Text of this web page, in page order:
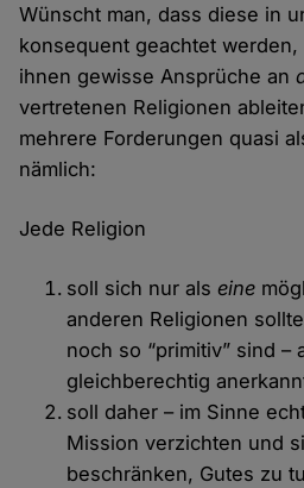
Wünscht man, dass diese in
konsequent geachtet werden,
ihnen gewisse Ansprüche an
vertretenen Religionen
mehrere Forderungen quasi
nämlich:
Jede Religion
soll sich nur alseine
anderen Religionen
noch so “primitiv” sind –
gleichberechtig
soll daher – im Sinne
Mission verzichten und
beschränken, Gutes zu